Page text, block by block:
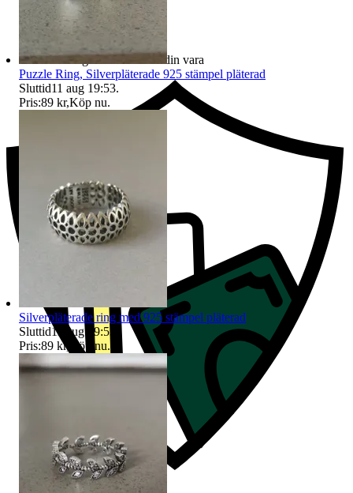
Ersättning om du inte får din vara
Puzzle Ring, Silverpläterade 925 stämpel pläterad
Sluttid11 aug 19:53.
Pris:89 kr,Köp nu.
Silverpläterade ring med 925 stämpel pläterad
Sluttid11 aug 19:53
Pris:89 kr, Köp nu.